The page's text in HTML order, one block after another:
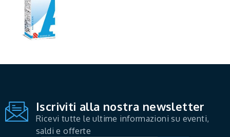
Iscriviti alla nostra newsletter
Ricevi tutte le ultime informazioni su eventi,
saldi e offerte